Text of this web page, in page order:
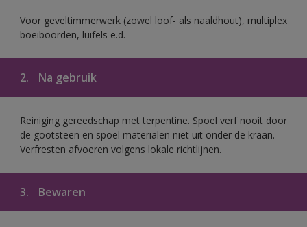
Voor geveltimmerwerk (zowel loof- als naaldhout), multiplex
boeiboorden, luifels e.d.
2. Na gebruik
Reiniging gereedschap met terpentine. Spoel verf nooit door
de gootsteen en spoel materialen niet uit onder de kraan.
Verfresten afvoeren volgens lokale richtlijnen.
3. Bewaren